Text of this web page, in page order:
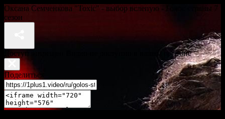
Оксана Семченкова "Toxic" - выбор вслепую - Голос страны 7
сезон
Доступ запрещен Видео не доступно в вашем регионе
Поделиться